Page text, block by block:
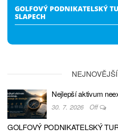
GOLFOVÝ PODNIKATELSKÝ
SLAPECH
Nejlepší aktivum
30. 7. 2026 Off
GOLFOVÝ PODNIKATELSKÝ